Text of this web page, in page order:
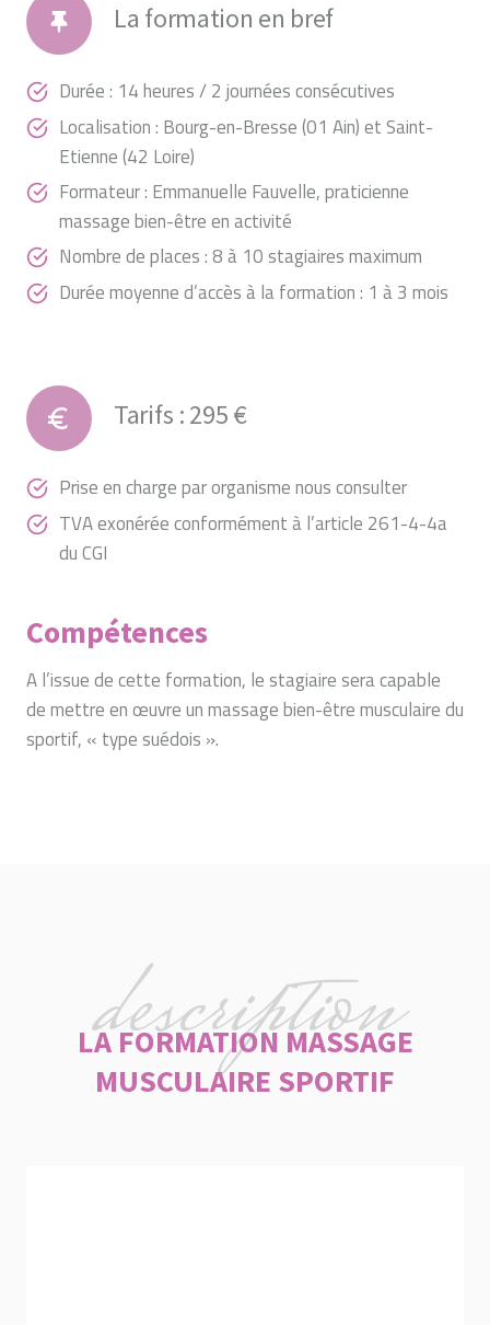
La formation en bref
Durée : 14 heures / 2 journées consécutives
Localisation : Bourg-en-Bresse (01 Ain) et Saint-
Etienne (42 Loire)
Formateur : Emmanuelle Fauvelle, praticienne
massage bien-être en activité
Nombre de places : 8 à 10 stagiaires maximum
Durée moyenne d’accès à la formation : 1 à 3 mois
Tarifs : 295 €
Prise en charge par organisme nous consulter
TVA exonérée conformément à l’article 261-4-4a
du CGI
Compétences
A l’issue de cette formation, le stagiaire sera capable
de mettre en œuvre un massage bien-être musculaire du
sportif, « type suédois ».
description
LA FORMATION MASSAGE
MUSCULAIRE SPORTIF